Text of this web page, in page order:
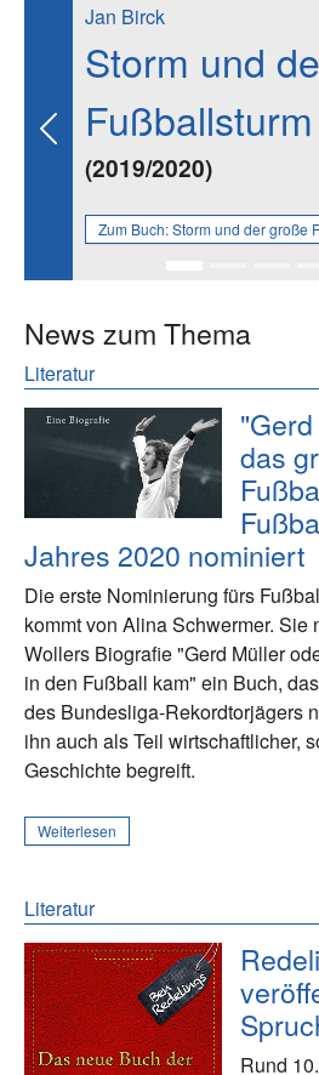
Jan Birck
Storm und
Fußballsturm
(2019/2020)
Zum Buch:Storm und der große
Previous
News zum Thema
Literatur
das
Jahres 2020 nominiert
Die erste Nominierung fürs
kommt von Alina Schwermer. Sie
Wollers Biografie "Gerd Müller
in den Fußball kam" ein Buch,
des Bundesliga-Rekordtorjägers
ihn auch als Teil wirtschaftlicher,
Geschichte begreift.
Weiterlesen
Literatur
Rund